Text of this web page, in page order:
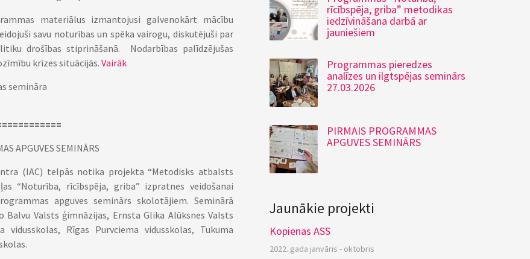
materiālus izmantojusi galvenokārt mācību
savu noturības un spēka vairogu, diskutējuši par
drošības stiprināšanā. Nodarbības palīdzējušas
krīzes situācijās. Vairāk
semināra
APGUVES SEMINĀRS
(IAC) telpās notika projekta “Metodisks atbalsts
“Noturība, rīcībspēja, griba” izpratnes veidošanai
apguves seminārs skolotājiem. Seminārā
Valsts ģimnāzijas, Ernsta Glika Alūksnes Valsts
vidusskolas, Rīgas Purvciema vidusskolas, Tukuma
rīcībspēja, griba” metodikas
iedzīvināšana darbā ar
jauniešiem
Programmas pieredzes
analīzes un ilgtspējas seminārs
27.03.2026
PIRMAIS PROGRAMMAS
APGUVES SEMINĀRS
Jaunākie projekti
Kopienas ASS
2022. gada janvāris - oktobris